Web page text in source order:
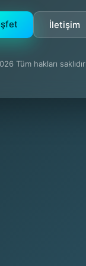
İletişim
Tüm hakları saklıdır